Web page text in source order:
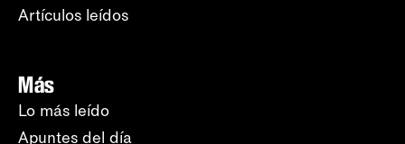
Artículos leídos
Más
Lo más leído
Apuntes del día